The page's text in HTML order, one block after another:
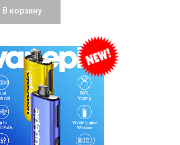
В корзину